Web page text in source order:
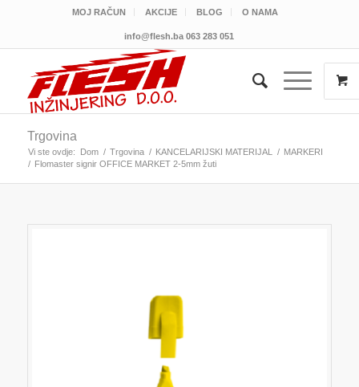
MOJ RAČUN AKCIJE BLOG O NAMA
info@flesh.ba 063 283 051
Trgovina
Vi ste ovdje: Dom / Trgovina / KANCELARIJSKI MATERIJAL / MARKERI
/ Flomaster signir OFFICE MARKET 2-5mm žuti